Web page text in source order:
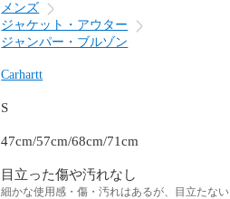
メンズ
ジャケット・アウター
ジャンパー・ブルゾン
Carhartt
S
47cm/57cm/68cm/71cm
目立った傷や汚れなし
細かな使用感・傷・汚れはあるが、目立たない